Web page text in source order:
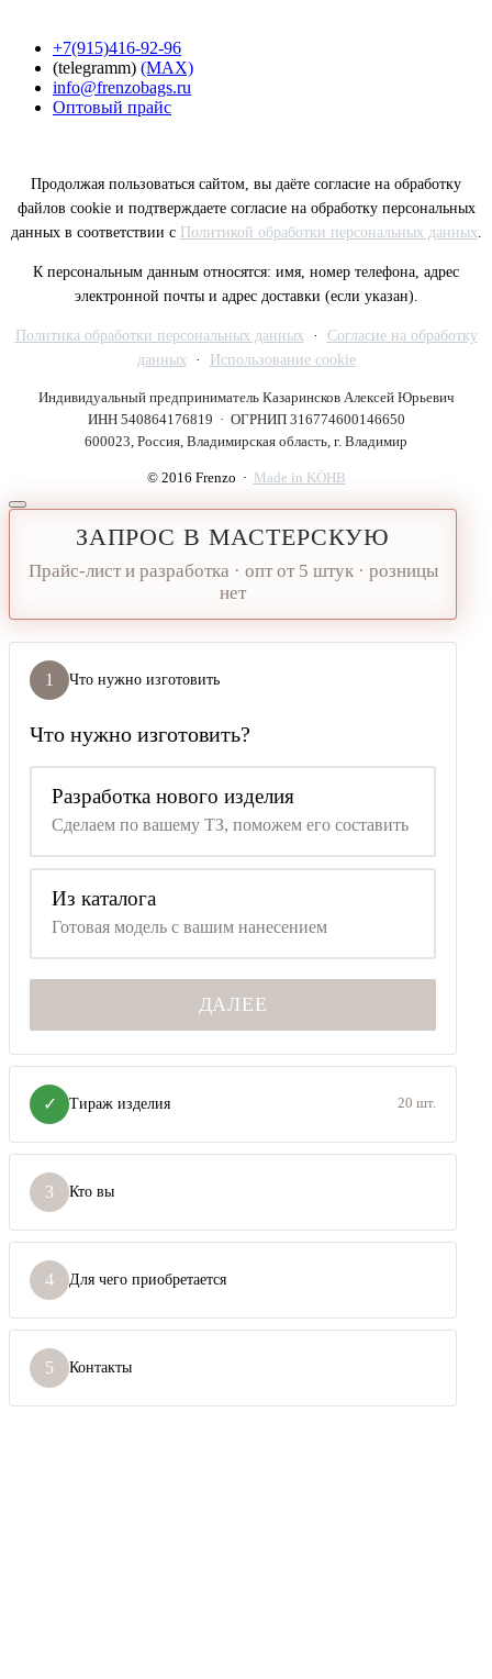
+7(915)416-92-96
(telegramm) (MAX)
info@frenzobags.ru
Оптовый прайс
Продолжая пользоваться сайтом, вы даёте согласие на обработку
файлов cookie и подтверждаете согласие на обработку персональных
данных в соответствии с Политикой обработки персональных данных
К персональным данным относятся: имя, номер телефона, адрес
электронной почты и адрес доставки (если указан).
Политика обработки персональных данных · Согласие на обработку
данных · Использование cookie
Индивидуальный предприниматель Казаринсков Алексей Юрьевич
ИНН 540864176819 · ОГРНИП 316774600146650
600023, Россия, Владимирская область, г. Владимир
© 2016 Frenzo · Made in KÖHB
ЗАПРОС В МАСТЕРСКУЮ
Прайс-лист и разработка · опт от 5 штук · розницы
нет
1 Что нужно изготовить
Что нужно изготовить?
Разработка нового изделия
Сделаем по вашему ТЗ, поможем его составить
Из каталога
Готовая модель с вашим нанесением
ДАЛЕЕ
✓ Тираж изделия 20 шт.
3 Кто вы
4 Для чего приобретается
5 Контакты